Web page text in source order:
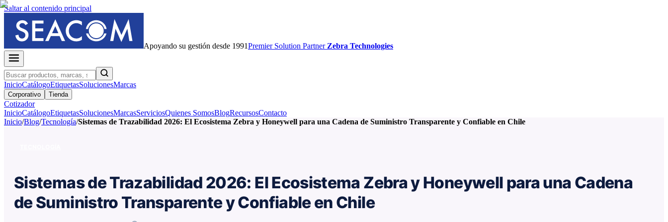
Saltar al contenido principal
Apoyando su gestión desde 1991PremierSolution Partner Zebra Technologies
InicioCatálogoEtiquetasSolucionesMarcas
Corporativo Tienda
Cotizador
InicioCatálogoEtiquetasSolucionesMarcasServiciosQuienes SomosBlogRecursosContacto
Inicio/Blog/Tecnología/Sistemas de Trazabilidad 2026: El Ecosistema Zebra y Honeywell para una Cadena de Suministro Transparente y Confiable en Chile
Sistemas de Trazabilidad 2026: El Ecosistema Zebra y Honeywell para una Cadena
de Suministro Transparente y Confiable en Chile